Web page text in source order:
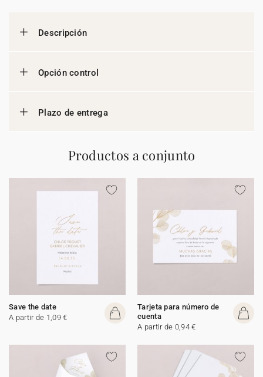
Descripción
Opción control
Plazo de entrega
Productos a conjunto
Save the date
A partir de 1,09 €
Tarjeta para número de
cuenta
A partir de 0,94 €